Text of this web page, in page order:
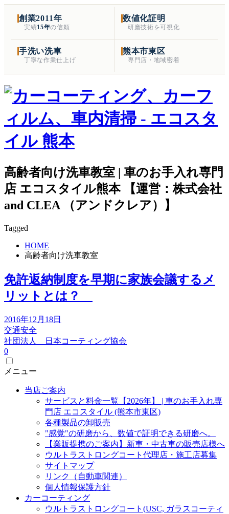
創業2011年
実績15年の信頼
数値化証明
研磨技術を可視化
手洗い洗車
丁寧な作業仕上げ
熊本市東区
専門店・地域密着
高齢者向け洗車教室 | 車のお手入れ専門
店 エコスタイル熊本 【運営：株式会社
and CLEA （アンドクレア）】
Tagged
HOME
高齢者向け洗車教室
免許返納制度を早期に家族会議するメ
リットとは？
2016年12月18日
交通安全
社団法人 日本コーティング協会
0
メニュー
当店ご案内
サービスと料金一覧【2026年】 | 車のお手入れ専
門店 エコスタイル (熊本市東区)
各種製品の卸販売
"感覚"の研磨から、数値で証明できる研磨へ。
【業販提携のご案内】新車・中古車の販売店様へ
ウルトラストロングコート代理店・施工店募集
サイトマップ
リンク（自動車関連）
個人情報保護方針
カーコーティング
ウルトラストロングコート(USC, ガラスコーティ